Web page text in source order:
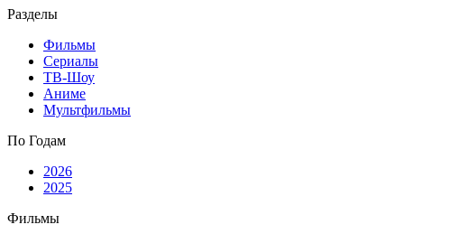
Разделы
Фильмы
Сериалы
ТВ-Шоу
Аниме
Мультфильмы
По Годам
2026
2025
Фильмы